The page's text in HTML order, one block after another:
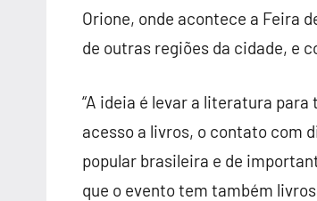
Orione, onde acontece a Feira
de outras regiões da cidade, e
“A ideia é levar a literatura
acesso a livros, o contato com
popular brasileira e de
que o evento tem também